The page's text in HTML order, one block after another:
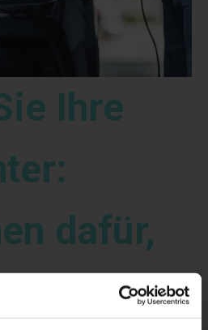
Ihre
dafür,